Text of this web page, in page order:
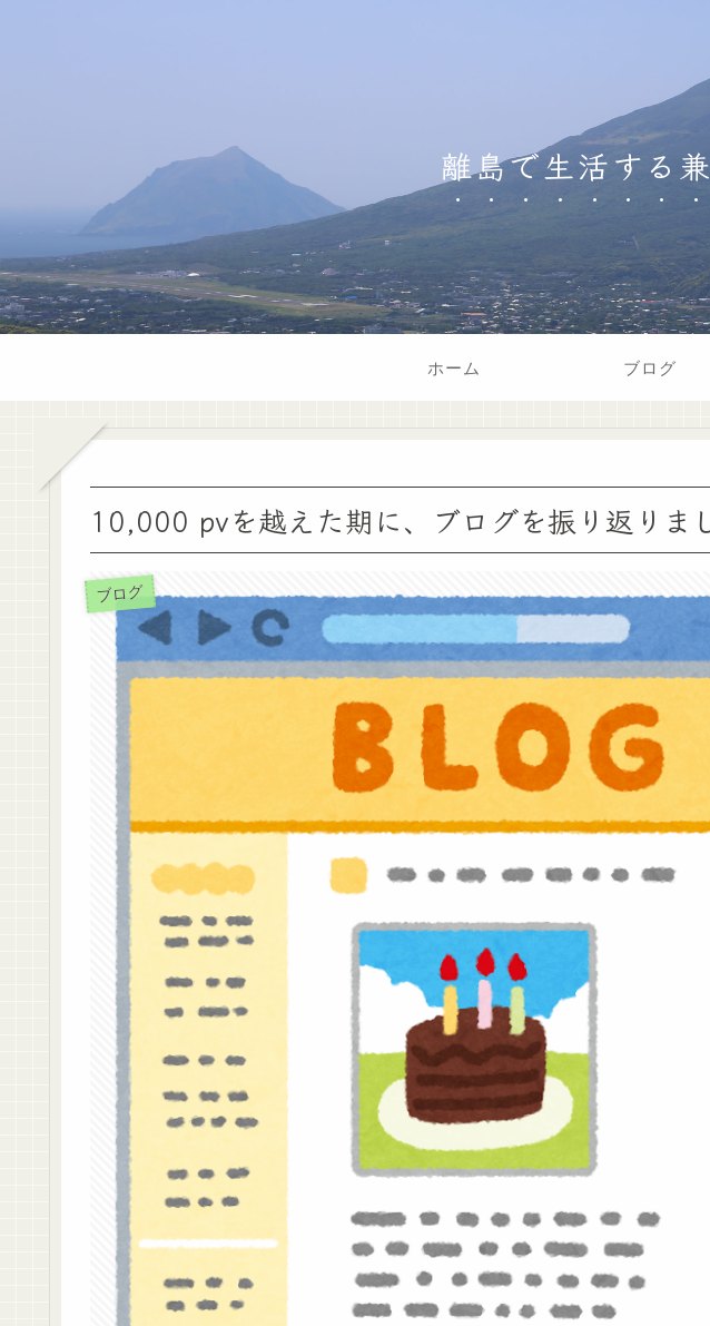
離島で生活する
ホーム ブログ
10,000 pvを越えた期に、ブログを振り返りま
ブログ